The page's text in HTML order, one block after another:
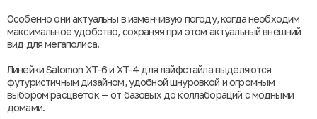
Особенно они актуальны в изменчивую погоду, когда необходим
максимальное удобство, сохраняя при этом актуальный внешний
вид для мегаполиса.
Линейки Salomon XT-6 и XT-4 для лайфстайла выделяются
футуристичным дизайном, удобной шнуровкой и огромным
выбором расцветок — от базовых до коллабораций с модными
домами.